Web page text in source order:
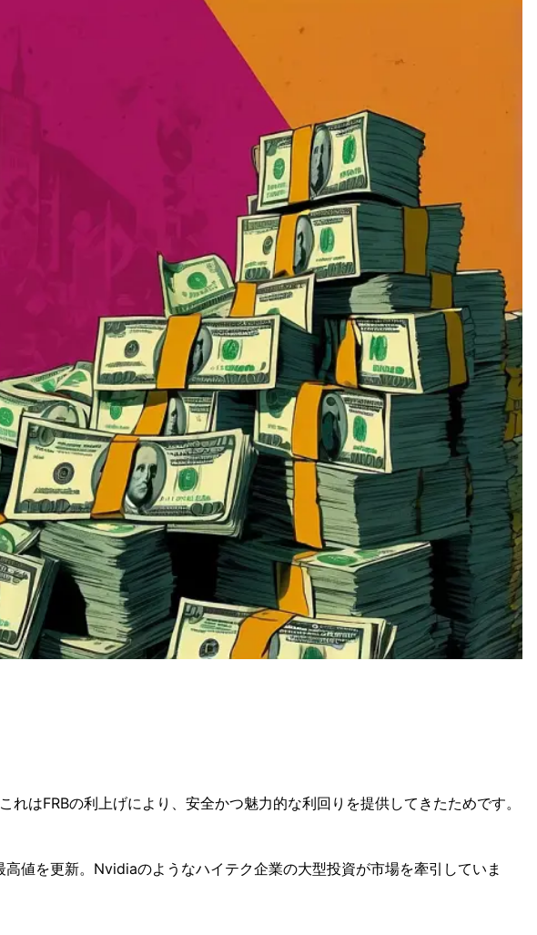
はFRBの利上げにより、安全かつ魅力的な利回りを提供してきたためです。
値を更新。Nvidiaのようなハイテク企業の大型投資が市場を牽引していま